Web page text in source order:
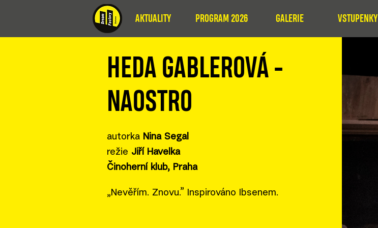
AKTUALITY PROGRAM 2026 GALERIE VSTUPENKY
HEDA GABLEROVÁ -
NAOSTRO
autorka Nina Segal
režie Jiří Havelka
Činoherní klub, Praha
„Nevěřím. Znovu.” Inspirováno Ibsenem.